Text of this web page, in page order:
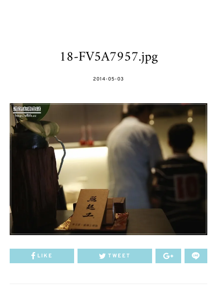
18-FV5A7957.jpg
POSTED
2014-05-03
LIKE TWEET